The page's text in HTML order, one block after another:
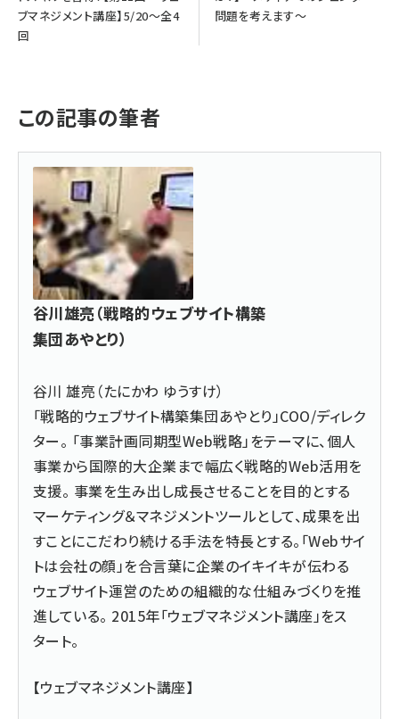
ブマネジメント講座】5/20～全4
回
問題を考えます～
この記事の筆者
谷川雄亮（戦略的ウェブサイト構築
集団あやとり）
谷川 雄亮（たにかわ ゆうすけ）
「戦略的ウェブサイト構築集団あやとり」COO/ディレク
ター。 「事業計画同期型Web戦略」をテーマに、個人
事業から国際的大企業まで幅広く戦略的Web活用を
支援。 事業を生み出し成長させることを目的とする
マーケティング＆マネジメントツールとして、成果を出
すことにこだわり続ける手法を特長とする。「Webサイ
トは会社の顔」を合言葉に企業のイキイキが伝わる
ウェブサイト運営のための組織的な仕組みづくりを推
進している。 2015年「ウェブマネジメント講座」をス
タート。
【ウェブマネジメント講座】